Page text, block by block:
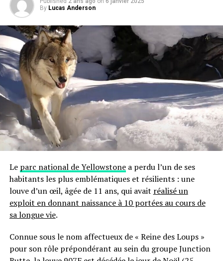
au Cœur de la Révolution !
DON'T MISS
Pourquoi un Master Technique peut propulser votre
carrière d’ingénieur vers de nouveaux sommets !
concernant l’activité volcanique sur ces îles.
L’impact Météorologique
Documenté
« Bien que 1831 soit une période relativement récente,
nous n’avions aucune idée que ce volcan était à l’origine
[de cette éruption dramatique] », a déclaré William
Hutchison, auteur principal et volcanologue à
l’Université St Andrews. « C’était complètement hors
radar. »
volcaniques au XIXe siècle liées à la phase finale duPetit
Âge Glaciaire , qui s’étendait approximativement entre
1800 et 1850. Ce phénomène n’était pas véritablement
une période glaciaire — celle-ci ayant pris fin il y a
environ dix mille ans — mais représentait néanmoins le
moment le plus froid enregistré au cours des cinq
derniers siècles.
By Lucas Anderson
Le parc national de Yellowstonea perdu l’un de ses
habitants les plus emblématiques et résilients : une
louve d’un œil, âgée de 11 ans, qui avait réalisé un
exploit en donnant naissance à 10 portées au cours de
sa longue vie.
Connue sous le nom affectueux de « Reine des Loups »
pour son rôle prépondérant au sein du groupe Junction